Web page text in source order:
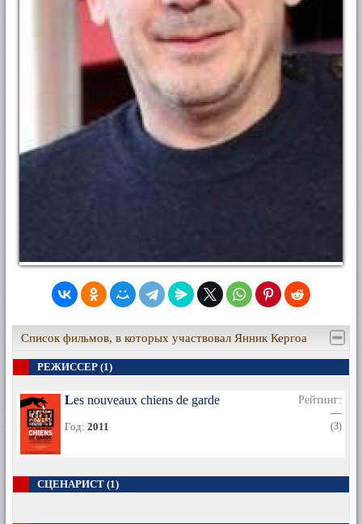
Список фильмов, в которых участвовал Янник Кергоа
РЕЖИССЕР (1)
Les nouveaux chiens de garde
Год: 2011
Рейтинг:
—
(3)
СЦЕНАРИСТ (1)